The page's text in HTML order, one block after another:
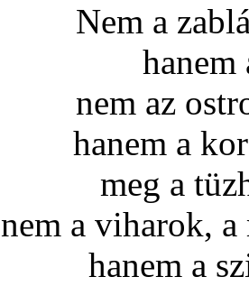
Nem a
nem az
hanem a
meg a
nem a viharok, a
hanem a